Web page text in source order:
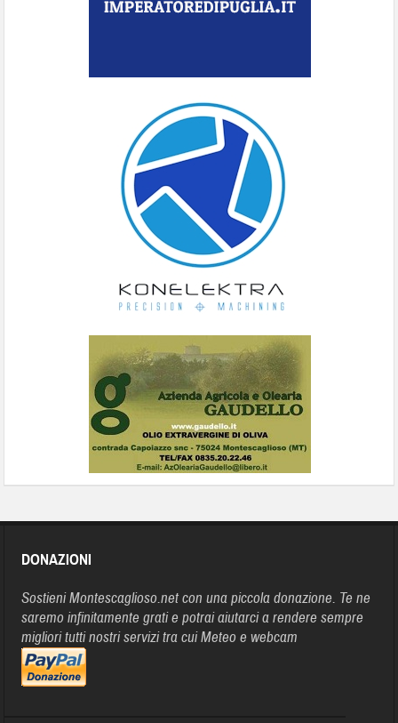
DONAZIONI
Sostieni Montescaglioso.net con una piccola donazione. Te ne
saremo infinitamente grati e potrai aiutarci a rendere sempre
migliori tutti nostri servizi tra cui Meteo e webcam